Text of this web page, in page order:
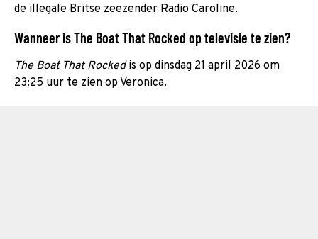
de illegale Britse zeezender Radio Caroline.
Wanneer is The Boat That Rocked op televisie te zien?
The Boat That Rockedis op dinsdag 21 april 2026 om
23:25 uur te zien op Veronica.